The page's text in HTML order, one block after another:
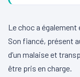
Le choc a
Son fiancé, présent
d’un malaise et
être pris en charge.